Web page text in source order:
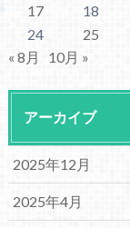
17
18
24
25
« 8月
10月 »
アーカイブ
2025年12月
2025年4月